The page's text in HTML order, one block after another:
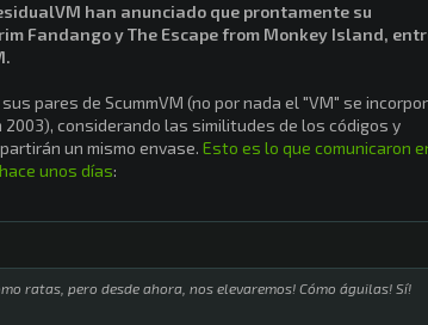
han anunciado que prontamente su
Fandango y The Escape from Monkey Island,
pares de ScummVM (no por nada el "VM" se
considerando las similitudes de los códigos y
un mismo envase. Esto es lo que comunicaron
unos días:
ratas, pero desde ahora, nos elevaremos! Cómo águilas! Sí!